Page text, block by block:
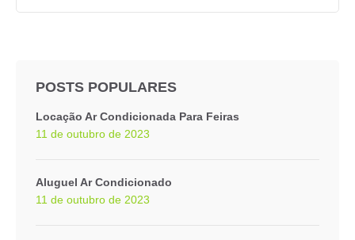
POSTS POPULARES
Locação Ar Condicionada Para Feiras
11 de outubro de 2023
Aluguel Ar Condicionado
11 de outubro de 2023